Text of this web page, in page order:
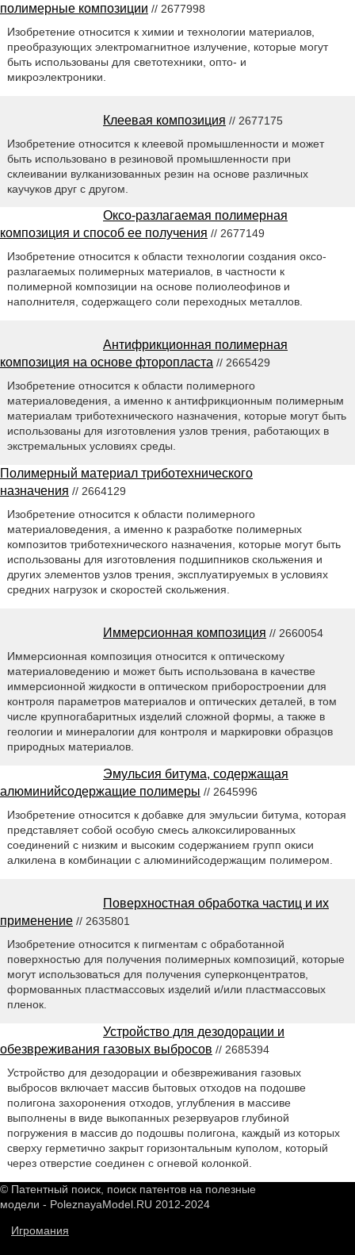
полимерные композиции // 2677998
Изобретение относится к химии и технологии материалов,
преобразующих электромагнитное излучение, которые могут
быть использованы для светотехники, опто- и
микроэлектроники.
Клеевая композиция // 2677175
Изобретение относится к клеевой промышленности и может
быть использовано в резиновой промышленности при
склеивании вулканизованных резин на основе различных
каучуков друг с другом.
Оксо-разлагаемая полимерная
композиция и способ ее получения // 2677149
Изобретение относится к области технологии создания оксо-
разлагаемых полимерных материалов, в частности к
полимерной композиции на основе полиолеофинов и
наполнителя, содержащего соли переходных металлов.
Антифрикционная полимерная
композиция на основе фторопласта // 2665429
Изобретение относится к области полимерного
материаловедения, а именно к антифрикционным полимерным
материалам триботехнического назначения, которые могут быть
использованы для изготовления узлов трения, работающих в
экстремальных условиях среды.
Полимерный материал триботехнического
назначения // 2664129
Изобретение относится к области полимерного
материаловедения, а именно к разработке полимерных
композитов триботехнического назначения, которые могут быть
использованы для изготовления подшипников скольжения и
других элементов узлов трения, эксплуатируемых в условиях
средних нагрузок и скоростей скольжения.
Иммерсионная композиция // 2660054
Иммерсионная композиция относится к оптическому
материаловедению и может быть использована в качестве
иммерсионной жидкости в оптическом приборостроении для
контроля параметров материалов и оптических деталей, в том
числе крупногабаритных изделий сложной формы, а также в
геологии и минералогии для контроля и маркировки образцов
природных материалов.
Эмульсия битума, содержащая
алюминийсодержащие полимеры // 2645996
Изобретение относится к добавке для эмульсии битума, которая
представляет собой особую смесь алкоксилированных
соединений с низким и высоким содержанием групп окиси
алкилена в комбинации с алюминийсодержащим полимером.
Поверхностная обработка частиц и их
применение // 2635801
Изобретение относится к пигментам с обработанной
поверхностью для получения полимерных композиций, которые
могут использоваться для получения суперконцентратов,
формованных пластмассовых изделий и/или пластмассовых
пленок.
Устройство для дезодорации и
обезвреживания газовых выбросов // 2685394
Устройство для дезодорации и обезвреживания газовых
выбросов включает массив бытовых отходов на подошве
полигона захоронения отходов, углубления в массиве
выполнены в виде выкопанных резервуаров глубиной
погружения в массив до подошвы полигона, каждый из которых
сверху герметично закрыт горизонтальным куполом, который
через отверстие соединен с огневой колонкой.
© Патентный поиск, поиск патентов на полезные
модели - PoleznayaModel.RU 2012-2024
Игромания